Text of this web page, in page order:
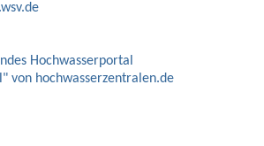
Hochwasserportal
von hochwasserzentralen.de